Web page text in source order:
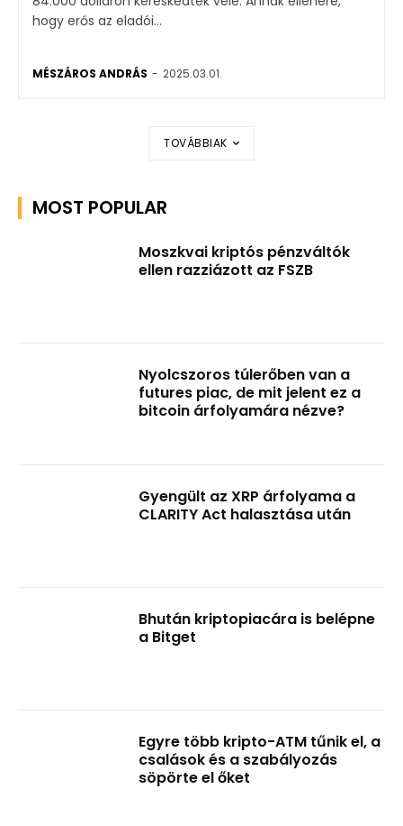
hogy erős az eladói...
MÉSZÁROS ANDRÁS - 2025.03.01.
TOVÁBBIAK
MOST POPULAR
Moszkvai kriptós pénzváltók
ellen razziázott az FSZB
Nyolcszoros túlerőben van a
futures piac, de mit jelent ez a
bitcoin árfolyamára nézve?
Gyengült az XRP árfolyama a
CLARITY Act halasztása után
Bhután kriptopiacára is belépne
a Bitget
Egyre több kripto-ATM tűnik el, a
csalások és a szabályozás
söpörte el őket